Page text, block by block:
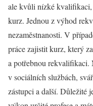
ale kvůli nízké
kurz. Jednou z výhod
nezaměstnanosti. V
práce zajistit kurz, který
a potřebnou rekvalifikaci.
v sociálních službách,
zástupci a další. Důležité